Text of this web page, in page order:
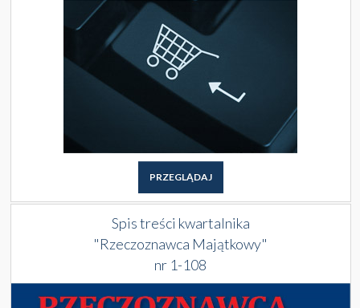
PRZEGLĄDAJ
Spis treści kwartalnika
"Rzeczoznawca Majątkowy"
nr 1-108